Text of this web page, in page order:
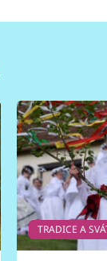
TRADICE A